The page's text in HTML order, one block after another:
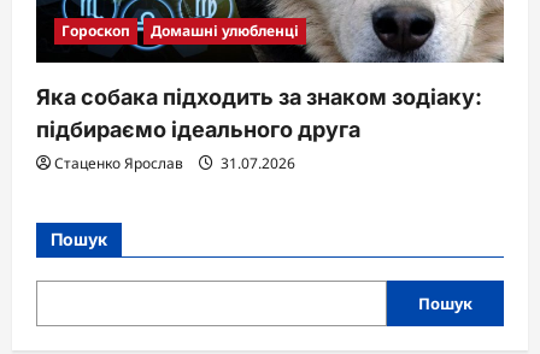
Гороскоп Домашні улюбленці
Яка собака підходить за знаком зодіаку:
підбираємо ідеального друга
Стаценко Ярослав 31.07.2026
Пошук
Пошук